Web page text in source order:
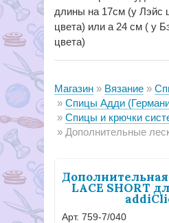
длины на 17см (у Лэйс
цвета) или а 24 см ( у
цвета)
Магазин Вязание
Спицы Адди
Cпицы и крючки
Дополнительные
LACE SHORT
Арт. 759-7/040